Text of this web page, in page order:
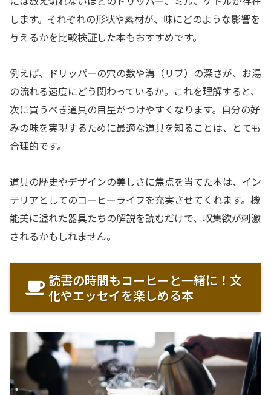
します。それぞれの形状や素材が、味にどのような影響を
与えるかを比較検証した本もおすすめです。
例えば、ドリッパーの穴の数や溝（リブ）の深さが、お湯
の流れる速度にどう関わっているか。これを理解すると、
次に買うべき道具の目星がつけやすくなります。自分の好
みの味を実現するために最適な道具を知ることは、とても
合理的です。
道具の歴史やデザインの美しさに焦点を当てた本は、イン
テリアとしてのコーヒーライフを充実させてくれます。機
能美に溢れた器具たちの解説を読むだけで、収集欲が刺激
されるかもしれません。
読書の時間もコーヒーと一緒に！文
化やエッセイを楽しめる本